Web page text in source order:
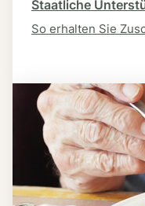
Staatliche
So erhalten Sie